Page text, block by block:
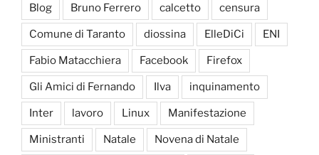
Blog Bruno Ferrero calcetto censura
Comune di Taranto diossina ElleDiCi ENI
Fabio Matacchiera Facebook Firefox
Gli Amici di Fernando Ilva inquinamento
Inter lavoro Linux Manifestazione
Ministranti Natale Novena di Natale